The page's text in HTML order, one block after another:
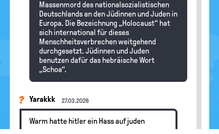
Massenmord des nationalsozialistischen
Deutschlands an den Jüdinnen und Juden in
Europa. Die Bezeichnung „Holocaust“ hat
sich international für dieses
Menschheitsverbrechen weitgehend
durchgesetzt. Jüdinnen und Juden
benutzen dafür das hebräische Wort
„Schoa“.
Yarakkk 27.03.2026
Warm hatte hitler ein Hass auf juden